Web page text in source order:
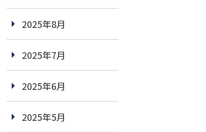
2025年8月
2025年7月
2025年6月
2025年5月